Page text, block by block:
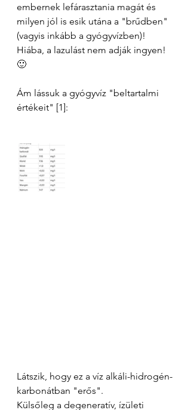
embernek lefárasztania magát és
milyen jól is esik utána a "brűdben"
(vagyis inkább a gyógyvízben)!
Hiába, a lazulást nem adják ingyen!
🙂
Ám lássuk a gyógyvíz "beltartalmi
értékeit" [1]:
Látszik, hogy ez a víz alkáli-hidrogén-
karbonátban "erős".
Külsőleg a degeneratív, ízületi